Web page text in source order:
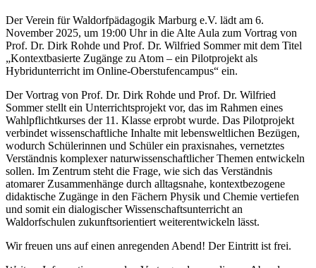
Der Verein für Waldorfpädagogik Marburg e.V. lädt am 6.
November 2025, um 19:00 Uhr in die Alte Aula zum Vortrag von
Prof. Dr. Dirk Rohde und Prof. Dr. Wilfried Sommer mit dem Titel
„Kontextbasierte Zugänge zu Atom – ein Pilotprojekt als
Hybridunterricht im Online-Oberstufencampus“ ein.
Der Vortrag von Prof. Dr. Dirk Rohde und Prof. Dr. Wilfried
Sommer stellt ein Unterrichtsprojekt vor, das im Rahmen eines
Wahlpflichtkurses der 11. Klasse erprobt wurde. Das Pilotprojekt
verbindet wissenschaftliche Inhalte mit lebensweltlichen Bezügen,
wodurch Schülerinnen und Schüler ein praxisnahes, vernetztes
Verständnis komplexer naturwissenschaftlicher Themen entwickeln
sollen. Im Zentrum steht die Frage, wie sich das Verständnis
atomarer Zusammenhänge durch alltagsnahe, kontextbezogene
didaktische Zugänge in den Fächern Physik und Chemie vertiefen
und somit ein dialogischer Wissenschaftsunterricht an
Waldorfschulen zukunftsorientiert weiterentwickeln lässt.
Wir freuen uns auf einen anregenden Abend! Der Eintritt ist frei.